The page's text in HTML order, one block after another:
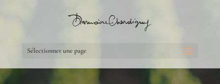
Sélectionner une page